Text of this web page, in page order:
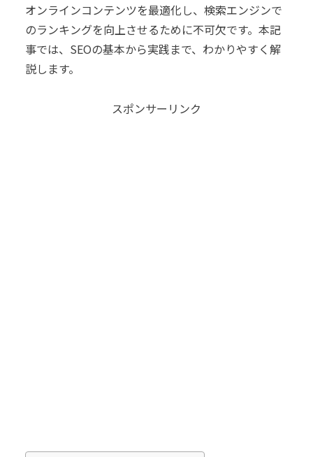
オンラインコンテンツを最適化し、検索エンジンで
のランキングを向上させるために不可欠です。本記
事では、SEOの基本から実践まで、わかりやすく解
説します。
スポンサーリンク